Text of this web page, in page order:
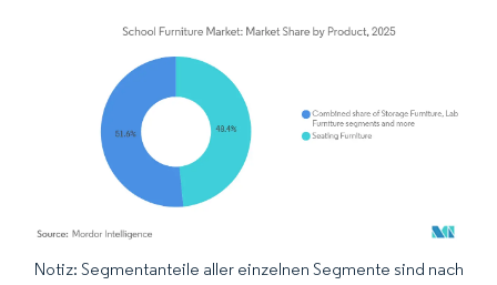
Bild © Mordor Intelligence. Wiederverwendung erfordert Namensnennung
Notiz: Segmentanteile aller einzelnen Segmente sind nach